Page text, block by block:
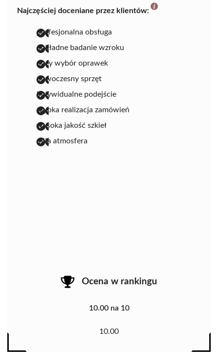
Najczęściej doceniane przez klientów:
profesjonalna obsługa
dokładne badanie wzroku
duży wybór oprawek
nowoczesny sprzęt
indywidualne podejście
szybka realizacja zamówień
wysoka jakość szkieł
miła atmosfera
Ocena w rankingu
10.00 na 10
10.00